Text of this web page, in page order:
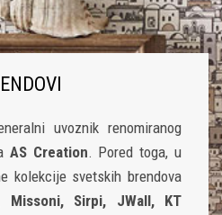
uvoznik renomiranog
AS Creation. Pored toga, u
kolekcije svetskih brendova
Missoni, Sirpi, JWall, KT